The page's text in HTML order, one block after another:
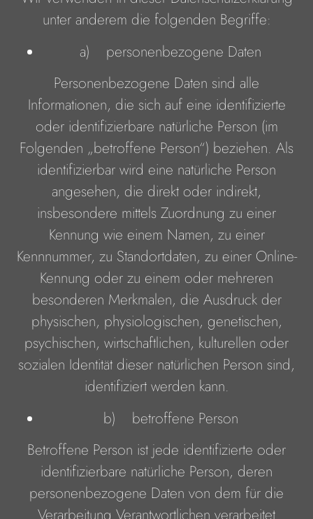
unter anderem die folgenden Begriffe:
a) personenbezogene Daten
Personenbezogene Daten sind alle
Informationen, die sich auf eine identifizierte
oder identifizierbare natürliche Person (im
Folgenden „betroffene Person“) beziehen. Als
identifizierbar wird eine natürliche Person
angesehen, die direkt oder indirekt,
insbesondere mittels Zuordnung zu einer
Kennung wie einem Namen, zu einer
Kennnummer, zu Standortdaten, zu einer Online-
Kennung oder zu einem oder mehreren
besonderen Merkmalen, die Ausdruck der
physischen, physiologischen, genetischen,
psychischen, wirtschaftlichen, kulturellen oder
sozialen Identität dieser natürlichen Person sind,
identifiziert werden kann.
b) betroffene Person
Betroffene Person ist jede identifizierte oder
identifizierbare natürliche Person, deren
personenbezogene Daten von dem für die
Verarbeitung Verantwortlichen verarbeitet